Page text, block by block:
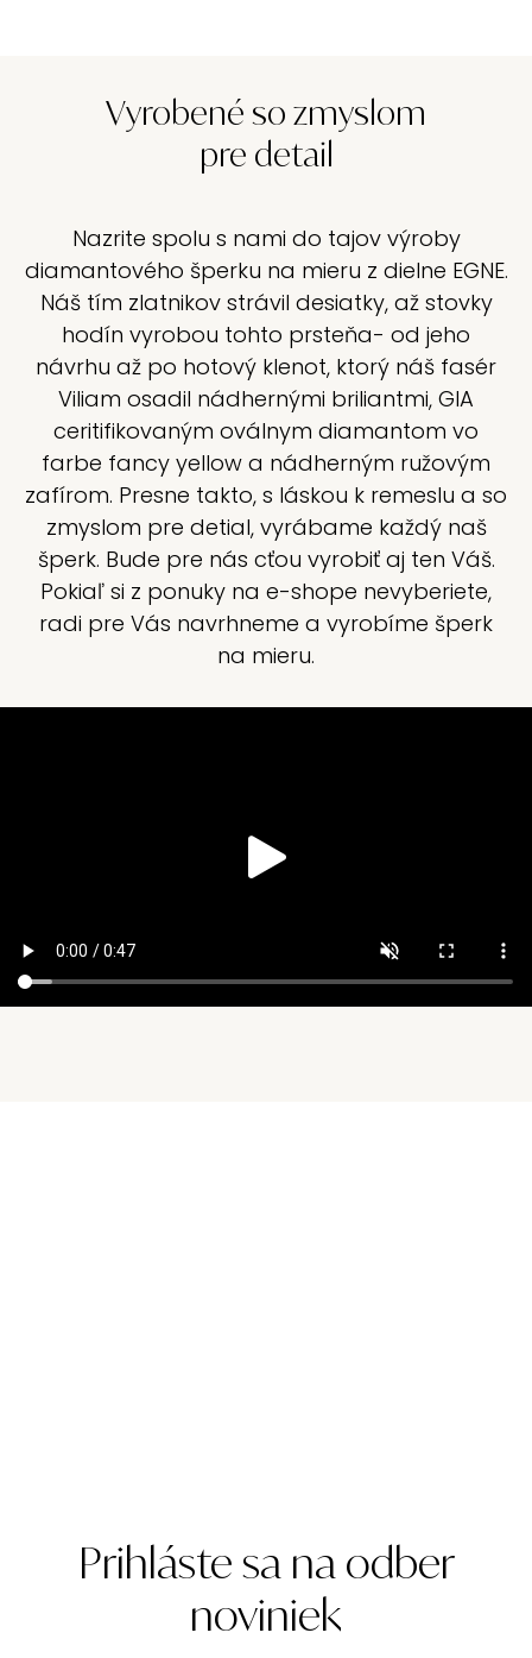
Vyrobené so zmyslom
pre detail
Nazrite spolu s nami do tajov výroby
diamantového šperku na mieru z dielne EGNE.
Náš tím zlatnikov strávil desiatky, až stovky
hodín vyrobou tohto prsteňa- od jeho
návrhu až po hotový klenot, ktorý náš fasér
Viliam osadil nádhernými briliantmi, GIA
ceritifikovaným oválnym diamantom vo
farbe fancy yellow a nádherným ružovým
zafírom. Presne takto, s láskou k remeslu a so
zmyslom pre detial, vyrábame každý naš
šperk. Bude pre nás cťou vyrobiť aj ten Váš.
Pokiaľ si z ponuky na e-shope nevyberiete,
radi pre Vás navrhneme a vyrobíme šperk
na mieru.
Prihláste sa na odber
noviniek